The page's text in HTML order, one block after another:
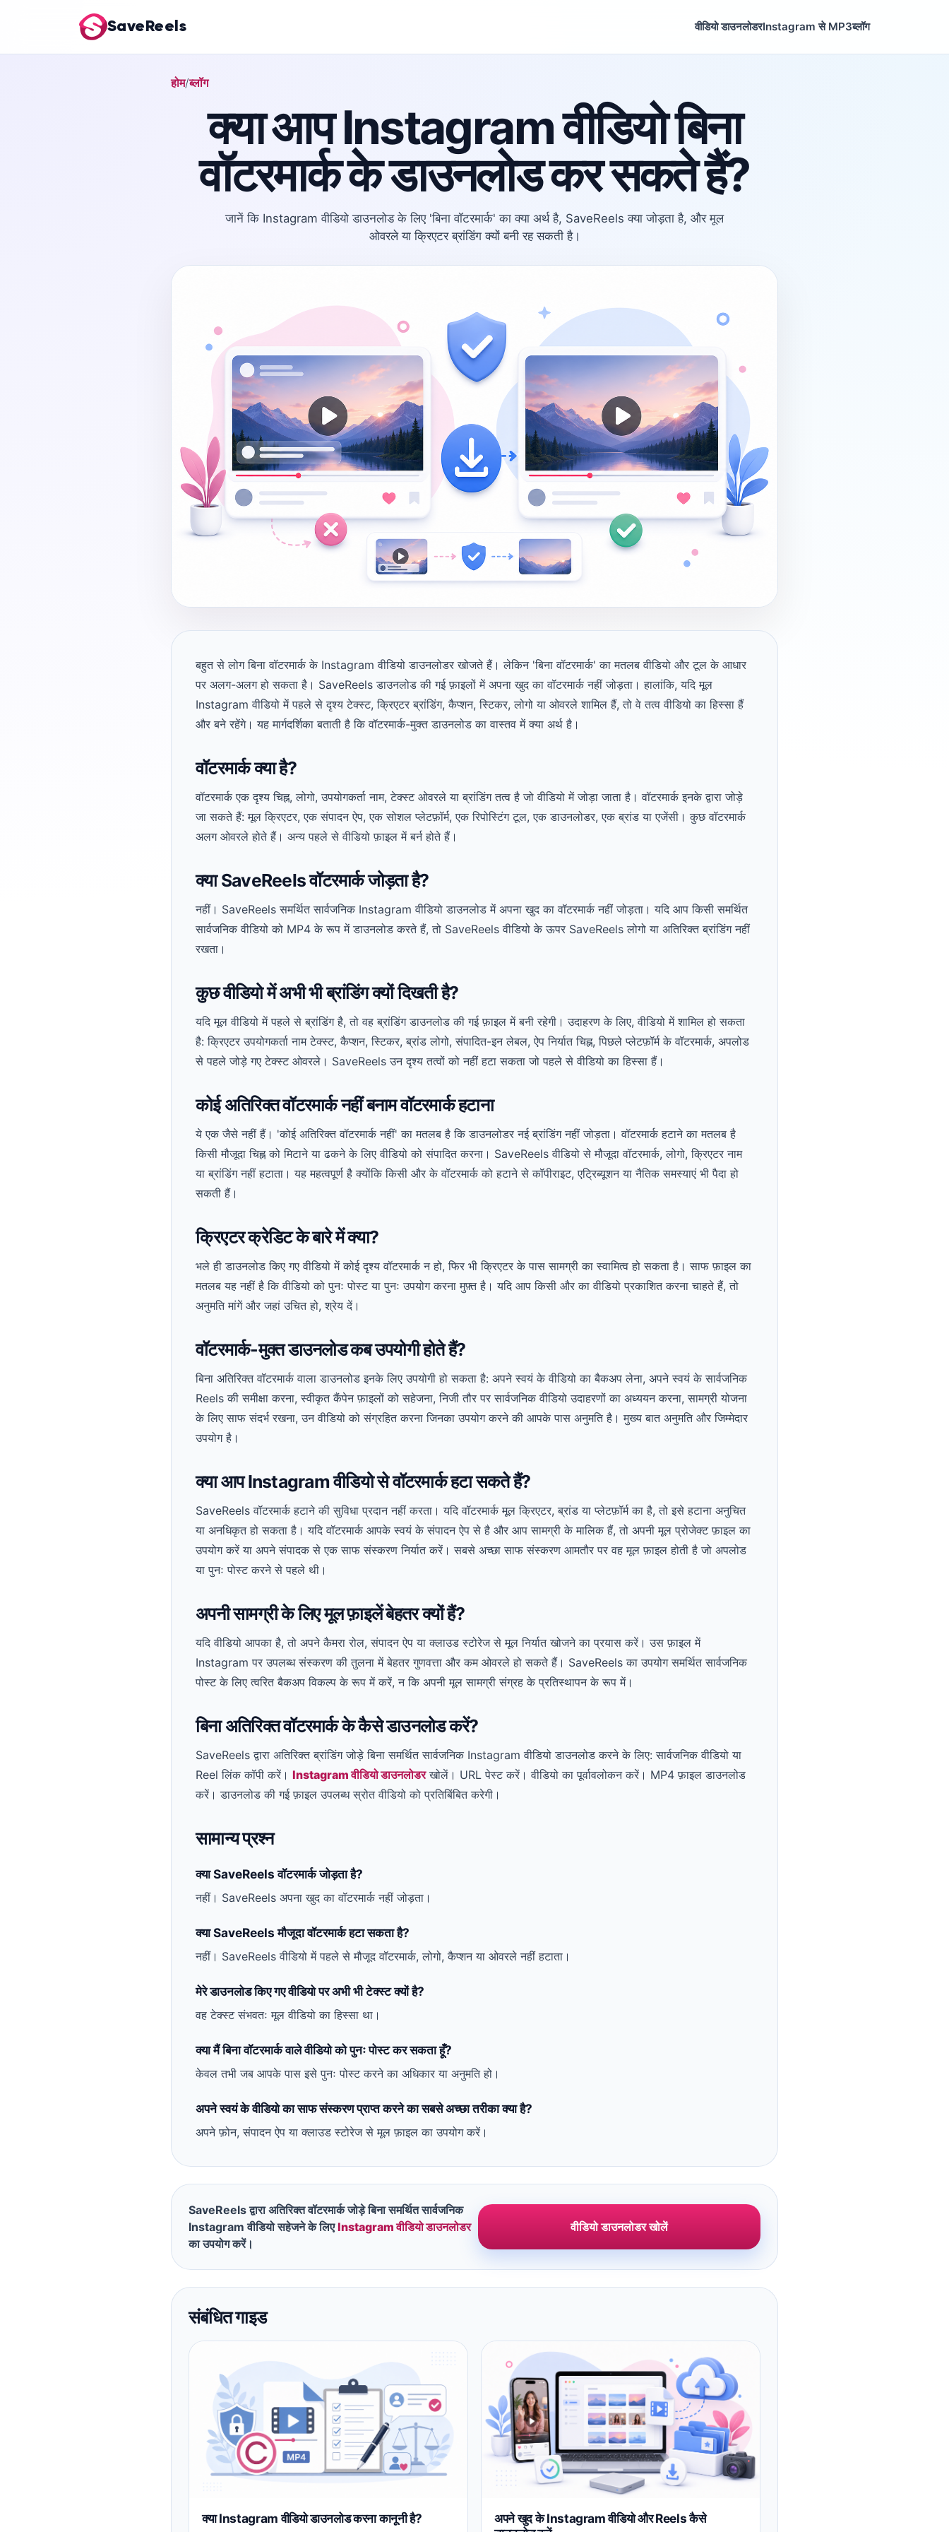
SaveReels वीडियो डाउनलोडरInstagram से MP3ब्लॉग
होम ब्लॉग
क्या आप Instagram वीडियो बिना
वॉटरमार्क के डाउनलोड कर सकते हैं?
जानें कि Instagram वीडियो डाउनलोड के लिए 'बिना वॉटरमार्क' का क्या अर्थ है, SaveReels क्या जोड़ता है, और मूल
ओवरले या क्रिएटर ब्रांडिंग क्यों बनी रह सकती है।
बहुत से लोग बिना वॉटरमार्क के Instagram वीडियो डाउनलोडर खोजते हैं। लेकिन 'बिना वॉटरमार्क' का मतलब वीडियो और टूल के आधार
पर अलग-अलग हो सकता है। SaveReels डाउनलोड की गई फ़ाइलों में अपना खुद का वॉटरमार्क नहीं जोड़ता। हालांकि, यदि मूल
Instagram वीडियो में पहले से दृश्य टेक्स्ट, क्रिएटर ब्रांडिंग, कैप्शन, स्टिकर, लोगो या ओवरले शामिल हैं, तो वे तत्व वीडियो का हिस्सा हैं
और बने रहेंगे। यह मार्गदर्शिका बताती है कि वॉटरमार्क-मुक्त डाउनलोड का वास्तव में क्या अर्थ है।
वॉटरमार्क क्या है?
वॉटरमार्क एक दृश्य चिह्न, लोगो, उपयोगकर्ता नाम, टेक्स्ट ओवरले या ब्रांडिंग तत्व है जो वीडियो में जोड़ा जाता है। वॉटरमार्क इनके द्वारा जोड़े
जा सकते हैं: मूल क्रिएटर, एक संपादन ऐप, एक सोशल प्लेटफ़ॉर्म, एक रिपोस्टिंग टूल, एक डाउनलोडर, एक ब्रांड या एजेंसी। कुछ वॉटरमार्क
अलग ओवरले होते हैं। अन्य पहले से वीडियो फ़ाइल में बर्न होते हैं।
क्या SaveReels वॉटरमार्क जोड़ता है?
नहीं। SaveReels समर्थित सार्वजनिक Instagram वीडियो डाउनलोड में अपना खुद का वॉटरमार्क नहीं जोड़ता। यदि आप किसी समर्थित
सार्वजनिक वीडियो को MP4 के रूप में डाउनलोड करते हैं, तो SaveReels वीडियो के ऊपर SaveReels लोगो या अतिरिक्त ब्रांडिंग नहीं
रखता।
कुछ वीडियो में अभी भी ब्रांडिंग क्यों दिखती है?
यदि मूल वीडियो में पहले से ब्रांडिंग है, तो वह ब्रांडिंग डाउनलोड की गई फ़ाइल में बनी रहेगी। उदाहरण के लिए, वीडियो में शामिल हो सकता
है: क्रिएटर उपयोगकर्ता नाम टेक्स्ट, कैप्शन, स्टिकर, ब्रांड लोगो, संपादित-इन लेबल, ऐप निर्यात चिह्न, पिछले प्लेटफ़ॉर्म के वॉटरमार्क, अपलोड
से पहले जोड़े गए टेक्स्ट ओवरले। SaveReels उन दृश्य तत्वों को नहीं हटा सकता जो पहले से वीडियो का हिस्सा हैं।
कोई अतिरिक्त वॉटरमार्क नहीं बनाम वॉटरमार्क हटाना
ये एक जैसे नहीं हैं। 'कोई अतिरिक्त वॉटरमार्क नहीं' का मतलब है कि डाउनलोडर नई ब्रांडिंग नहीं जोड़ता। वॉटरमार्क हटाने का मतलब है
किसी मौजूदा चिह्न को मिटाने या ढकने के लिए वीडियो को संपादित करना। SaveReels वीडियो से मौजूदा वॉटरमार्क, लोगो, क्रिएटर नाम
या ब्रांडिंग नहीं हटाता। यह महत्वपूर्ण है क्योंकि किसी और के वॉटरमार्क को हटाने से कॉपीराइट, एट्रिब्यूशन या नैतिक समस्याएं भी पैदा हो
सकती हैं।
क्रिएटर क्रेडिट के बारे में क्या?
भले ही डाउनलोड किए गए वीडियो में कोई दृश्य वॉटरमार्क न हो, फिर भी क्रिएटर के पास सामग्री का स्वामित्व हो सकता है। साफ फ़ाइल का
मतलब यह नहीं है कि वीडियो को पुनः पोस्ट या पुनः उपयोग करना मुफ़्त है। यदि आप किसी और का वीडियो प्रकाशित करना चाहते हैं, तो
अनुमति मांगें और जहां उचित हो, श्रेय दें।
वॉटरमार्क-मुक्त डाउनलोड कब उपयोगी होते हैं?
बिना अतिरिक्त वॉटरमार्क वाला डाउनलोड इनके लिए उपयोगी हो सकता है: अपने स्वयं के वीडियो का बैकअप लेना, अपने स्वयं के सार्वजनिक
Reels की समीक्षा करना, स्वीकृत कैंपेन फ़ाइलों को सहेजना, निजी तौर पर सार्वजनिक वीडियो उदाहरणों का अध्ययन करना, सामग्री योजना
के लिए साफ संदर्भ रखना, उन वीडियो को संग्रहित करना जिनका उपयोग करने की आपके पास अनुमति है। मुख्य बात अनुमति और जिम्मेदार
उपयोग है।
क्या आप Instagram वीडियो से वॉटरमार्क हटा सकते हैं?
SaveReels वॉटरमार्क हटाने की सुविधा प्रदान नहीं करता। यदि वॉटरमार्क मूल क्रिएटर, ब्रांड या प्लेटफ़ॉर्म का है, तो इसे हटाना अनुचित
या अनधिकृत हो सकता है। यदि वॉटरमार्क आपके स्वयं के संपादन ऐप से है और आप सामग्री के मालिक हैं, तो अपनी मूल प्रोजेक्ट फ़ाइल का
उपयोग करें या अपने संपादक से एक साफ संस्करण निर्यात करें। सबसे अच्छा साफ संस्करण आमतौर पर वह मूल फ़ाइल होती है जो अपलोड
या पुनः पोस्ट करने से पहले थी।
अपनी सामग्री के लिए मूल फ़ाइलें बेहतर क्यों हैं?
यदि वीडियो आपका है, तो अपने कैमरा रोल, संपादन ऐप या क्लाउड स्टोरेज से मूल निर्यात खोजने का प्रयास करें। उस फ़ाइल में
Instagram पर उपलब्ध संस्करण की तुलना में बेहतर गुणवत्ता और कम ओवरले हो सकते हैं। SaveReels का उपयोग समर्थित सार्वजनिक
पोस्ट के लिए त्वरित बैकअप विकल्प के रूप में करें, न कि अपनी मूल सामग्री संग्रह के प्रतिस्थापन के रूप में।
बिना अतिरिक्त वॉटरमार्क के कैसे डाउनलोड करें?
SaveReels द्वारा अतिरिक्त ब्रांडिंग जोड़े बिना समर्थित सार्वजनिक Instagram वीडियो डाउनलोड करने के लिए: सार्वजनिक वीडियो या
Reel लिंक कॉपी करें। Instagram वीडियो डाउनलोडरखोलें। URL पेस्ट करें। वीडियो का पूर्वावलोकन करें। MP4 फ़ाइल डाउनलोड
करें। डाउनलोड की गई फ़ाइल उपलब्ध स्रोत वीडियो को प्रतिबिंबित करेगी।
सामान्य प्रश्न
क्या SaveReels वॉटरमार्क जोड़ता है?
नहीं। SaveReels अपना खुद का वॉटरमार्क नहीं जोड़ता।
क्या SaveReels मौजूदा वॉटरमार्क हटा सकता है?
नहीं। SaveReels वीडियो में पहले से मौजूद वॉटरमार्क, लोगो, कैप्शन या ओवरले नहीं हटाता।
मेरे डाउनलोड किए गए वीडियो पर अभी भी टेक्स्ट क्यों है?
वह टेक्स्ट संभवतः मूल वीडियो का हिस्सा था।
क्या मैं बिना वॉटरमार्क वाले वीडियो को पुनः पोस्ट कर सकता हूँ?
केवल तभी जब आपके पास इसे पुनः पोस्ट करने का अधिकार या अनुमति हो।
अपने स्वयं के वीडियो का साफ संस्करण प्राप्त करने का सबसे अच्छा तरीका क्या है?
अपने फ़ोन, संपादन ऐप या क्लाउड स्टोरेज से मूल फ़ाइल का उपयोग करें।
SaveReels द्वारा अतिरिक्त वॉटरमार्क जोड़े बिना समर्थित सार्वजनिक
Instagram वीडियो सहेजने के लिएInstagram वीडियो डाउनलोडर
का उपयोग करें।
वीडियो डाउनलोडर खोलें
संबंधित गाइड
क्या Instagram वीडियो डाउनलोड करना कानूनी है?
अपने खुद के Instagram वीडियो और Reels कैसे